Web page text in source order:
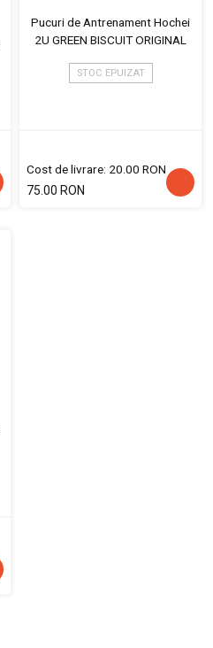
Pucuri de Antrenament Hochei
2U GREEN BISCUIT ORIGINAL
STOC EPUIZAT
Cost de livrare: 20.00 RON
75.00 RON